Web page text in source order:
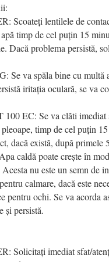
Scoateți lentilele de
timp de cel puțin 15
Dacă problema persistă,
Se va spăla bine cu multă
iritația oculară, se va
EC: Se va clăti imediat
timp de cel puțin
dacă există, după primele
caldă poate crește în
nu este un semn de
calmare, dacă este
pentru ochi. Se va acorda
și persistă.
Solicitați imediat sfat/